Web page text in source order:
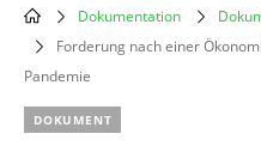
Breadcrumb
Dokumentation
Forderung nach einer
Pandemie
DOKUMENT